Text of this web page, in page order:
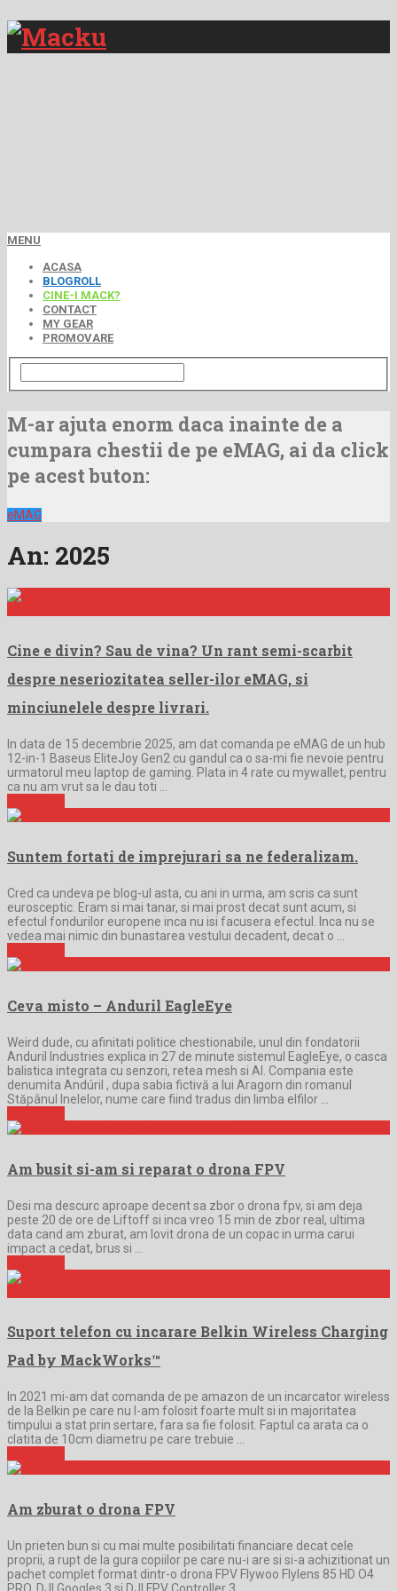
MENU
ACASA
BLOGROLL
CINE-I MACK?
CONTACT
MY GEAR
PROMOVARE
M-ar ajuta enorm daca inainte de a
cumpara chestii de pe eMAG, ai da click
pe acest buton:
eMAG
An: 2025
Cine e divin? Sau de vina? Un rant semi-scarbit
despre neseriozitatea seller-ilor eMAG, si
minciunelele despre livrari.
In data de 15 decembrie 2025, am dat comanda pe eMAG de un hub
12-in-1 Baseus EliteJoy Gen2 cu gandul ca o sa-mi fie nevoie pentru
urmatorul meu laptop de gaming. Plata in 4 rate cu mywallet, pentru
ca nu am vrut sa le dau toti …
Suntem fortati de imprejurari sa ne federalizam.
Cred ca undeva pe blog-ul asta, cu ani in urma, am scris ca sunt
eurosceptic. Eram si mai tanar, si mai prost decat sunt acum, si
efectul fondurilor europene inca nu isi facusera efectul. Inca nu se
vedea mai nimic din bunastarea vestului decadent, decat o …
Ceva misto – Anduril EagleEye
Weird dude, cu afinitati politice chestionabile, unul din fondatorii
Anduril Industries explica in 27 de minute sistemul EagleEye, o casca
balistica integrata cu senzori, retea mesh si AI. Compania este
denumita Andúril , dupa sabia fictivă a lui Aragorn din romanul
Stăpânul Inelelor, nume care fiind tradus din limba elfilor …
Am busit si-am si reparat o drona FPV
Desi ma descurc aproape decent sa zbor o drona fpv, si am deja
peste 20 de ore de Liftoff si inca vreo 15 min de zbor real, ultima
data cand am zburat, am lovit drona de un copac in urma carui
impact a cedat, brus si …
Suport telefon cu incarare Belkin Wireless Charging
Pad by MackWorks™
In 2021 mi-am dat comanda de pe amazon de un incarcator wireless
de la Belkin pe care nu l-am folosit foarte mult si in majoritatea
timpului a stat prin sertare, fara sa fie folosit. Faptul ca arata ca o
clatita de 10cm diametru pe care trebuie …
Am zburat o drona FPV
Un prieten bun si cu mai multe posibilitati financiare decat cele
proprii, a rupt de la gura copiilor pe care nu-i are si si-a achizitionat un
pachet complet format dintr-o drona FPV Flywoo Flylens 85 HD O4